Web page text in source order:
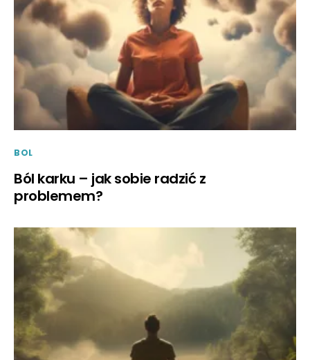
BOL
Ból karku – jak sobie radzić z
problemem?